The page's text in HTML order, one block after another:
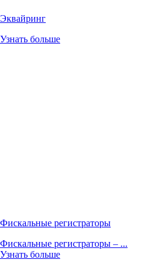
Эквайринг
Узнать больше
Фискальные регистраторы
Фискальные регистраторы – ...
Узнать больше